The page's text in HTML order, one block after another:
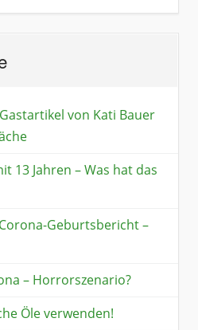
von Kati Bauer
13 Jahren – Was hat das
Geburtsbericht –
– Horrorszenario?
Öle verwenden!